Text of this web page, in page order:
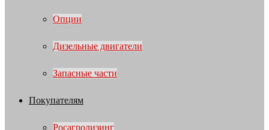
Опции
Дизельные двигатели
Запасные части
Покупателям
Росагролизинг